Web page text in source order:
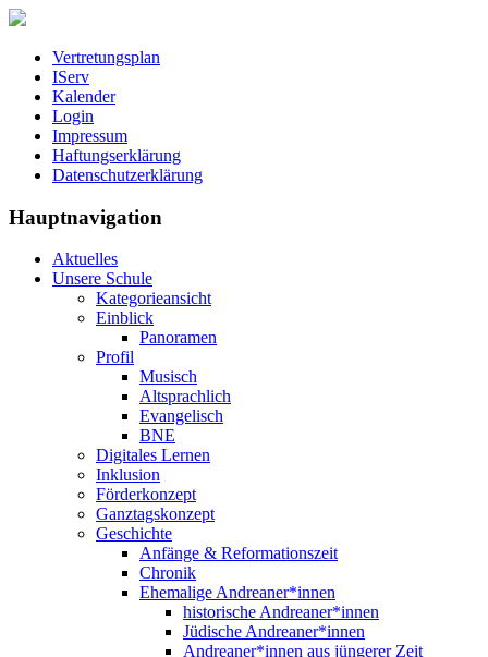
Vertretungsplan
IServ
Kalender
Login
Impressum
Haftungserklärung
Datenschutzerklärung
Hauptnavigation
Aktuelles
Unsere Schule
Kategorieansicht
Einblick
Panoramen
Profil
Musisch
Altsprachlich
Evangelisch
BNE
Digitales Lernen
Inklusion
Förderkonzept
Ganztagskonzept
Geschichte
Anfänge & Reformationszeit
Chronik
Ehemalige Andreaner*innen
historische Andreaner*innen
Jüdische Andreaner*innen
Andreaner*innen aus jüngerer Zeit